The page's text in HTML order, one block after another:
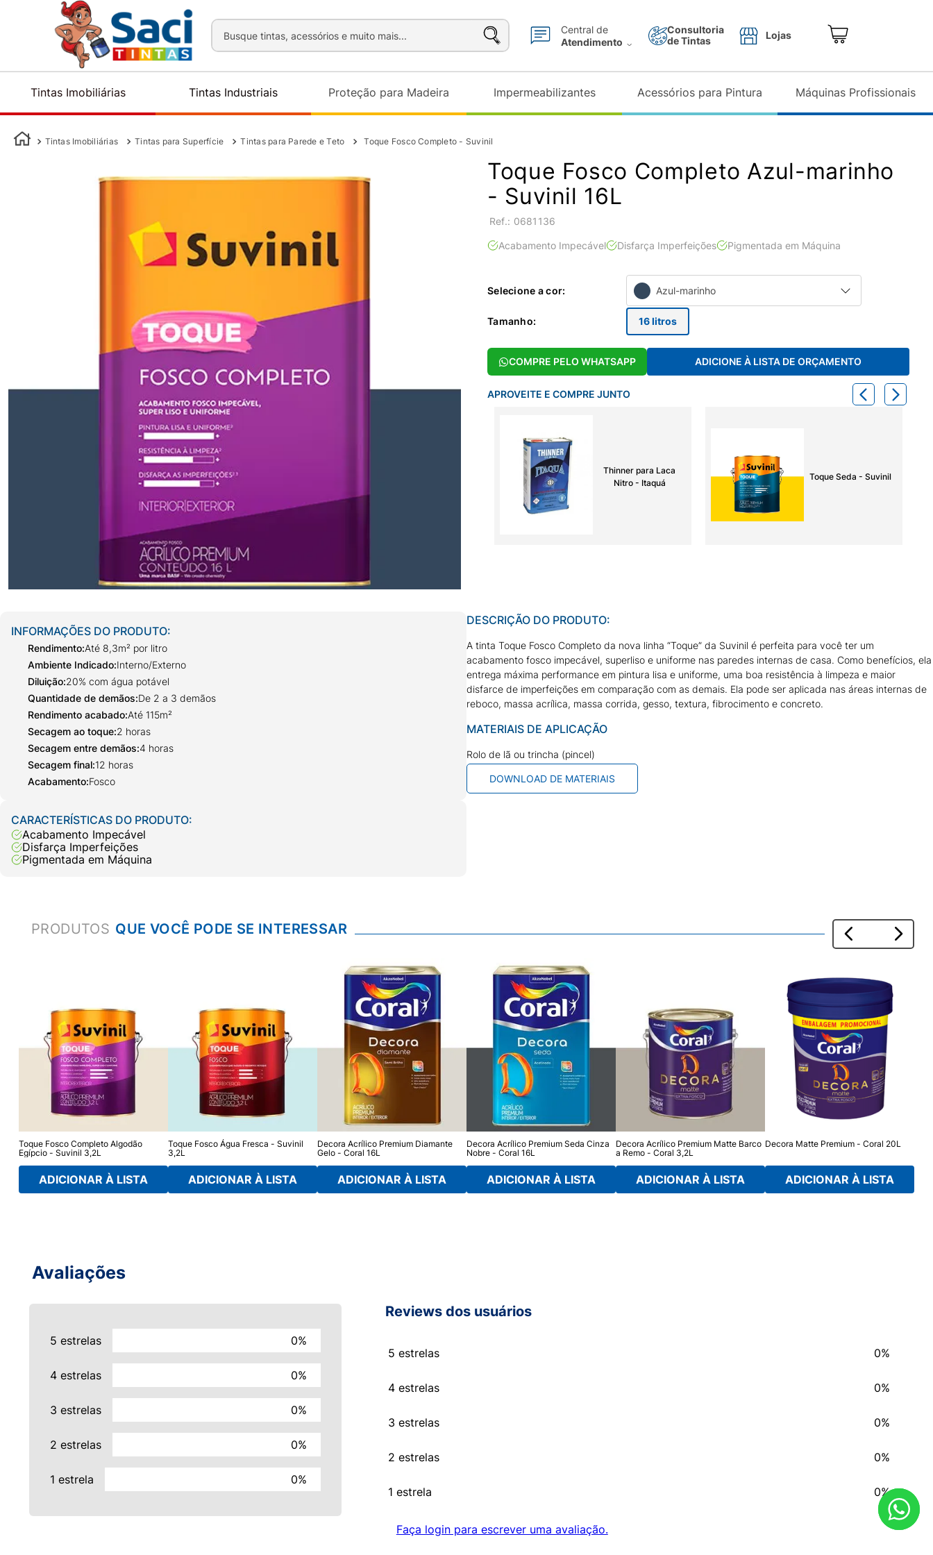
Busque tintas, acessórios e muito mais...
Central de
Atendimento
Consultoria
de Tintas
Lojas
Tintas Imobiliárias Tintas Industriais Proteção para Madeira Impermeabilizantes Acessórios para Pintura Máquinas Profissionais
Tintas Imobiliárias Tintas para Superfície Tintas para Parede e Teto Toque Fosco Completo - Suvinil
Toque Fosco Completo Azul-marinho
- Suvinil 16L
: 0681136
Acabamento Impecável Disfarça Imperfeições Pigmentada em Máquina
Selecione a cor: Azul-marinho
Tamanho: 16 litros
COMPRE PELO WHATSAPP ADICIONE À LISTA DE ORÇAMENTO
APROVEITE E COMPRE JUNTO
Thinner para Laca
Nitro - Itaquá
Toque Seda - Suvinil
INFORMAÇÕES DO PRODUTO:
Rendimento:Até 8,3m² por litro
Ambiente Indicado:Interno/Externo
Diluição:20% com água potável
Quantidade de demãos:De 2 a 3 demãos
Rendimento acabado:Até 115m²
Secagem ao toque:2 horas
Secagem entre demãos:4 horas
Secagem final:12 horas
Acabamento:Fosco
CARACTERÍSTICAS DO PRODUTO:
Acabamento Impecável
Disfarça Imperfeições
Pigmentada em Máquina
DESCRIÇÃO DO PRODUTO:
A tinta Toque Fosco Completo da nova linha “Toque” da Suvinil é perfeita para você ter um
acabamento fosco impecável, superliso e uniforme nas paredes internas de casa. Como benefícios, ela
entrega máxima performance em pintura lisa e uniforme, uma boa resistência à limpeza e maior
disfarce de imperfeições em comparação com as demais. Ela pode ser aplicada nas áreas internas de
reboco, massa acrílica, massa corrida, gesso, textura, fibrocimento e concreto.
MATERIAIS DE APLICAÇÃO
Rolo de lã ou trincha (pincel)
DOWNLOAD DE MATERIAIS
PRODUTOS
Toque Fosco Completo Algodão
Egípcio - Suvinil 3,2L
ADICIONAR À LISTA
Toque Fosco Água Fresca - Suvinil
3,2L
ADICIONAR À LISTA
Decora Acrílico Premium Diamante
Gelo - Coral 16L
ADICIONAR À LISTA
Decora Acrílico Premium Seda Cinza
Nobre - Coral 16L
ADICIONAR À LISTA
Decora Acrílico Premium Matte Barco
a Remo - Coral 3,2L
ADICIONAR À LISTA
Decora Matte Premium - Coral 20L
ADICIONAR À LISTA
Avaliações
5 estrelas 0%
4 estrelas 0%
3 estrelas 0%
2 estrelas 0%
1 estrela 0%
Reviews dos usuários
5 estrelas 0%
4 estrelas 0%
3 estrelas 0%
2 estrelas 0%
1 estrela 0%
Faça login para escrever uma avaliação.